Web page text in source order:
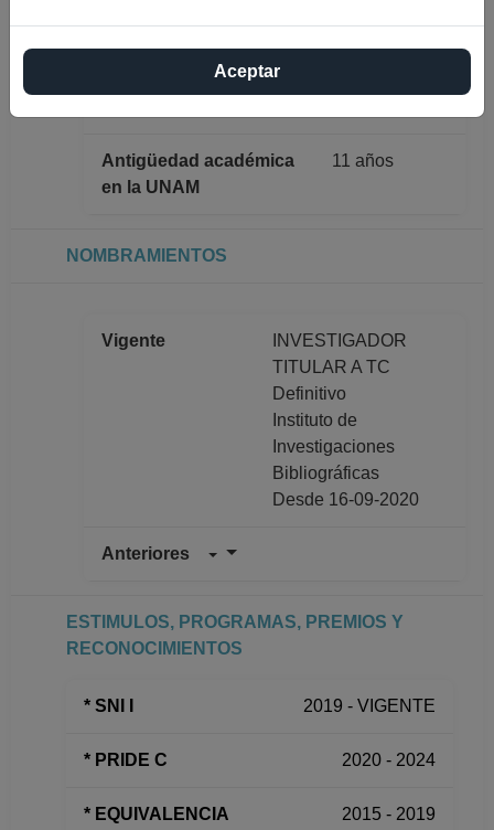
Antigüedad académica
en la UNAM
11 años
NOMBRAMIENTOS
Vigente
INVESTIGADOR
TITULAR A TC
Definitivo
Instituto de
Investigaciones
Bibliográficas
Desde 16-09-2020
Anteriores
Instituto de
Desde 01-08-2016
INVESTIGADOR
Definitivo
ESTIMULOS, PROGRAMAS, PREMIOS Y
RECONOCIMIENTOS
* SNI I 2019 - VIGENTE
* PRIDE C 2020 - 2024
* EQUIVALENCIA
2015 - 2019
Aceptar